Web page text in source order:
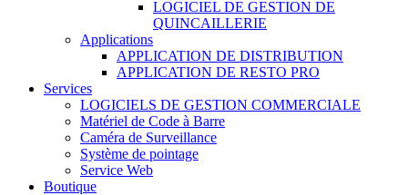
LOGICIEL DE GESTION DE
QUINCAILLERIE
Applications
APPLICATION DE DISTRIBUTION
APPLICATION DE RESTO PRO
Services
LOGICIELS DE GESTION COMMERCIALE
Matériel de Code à Barre
Caméra de Surveillance
Système de pointage
Service Web
Boutique